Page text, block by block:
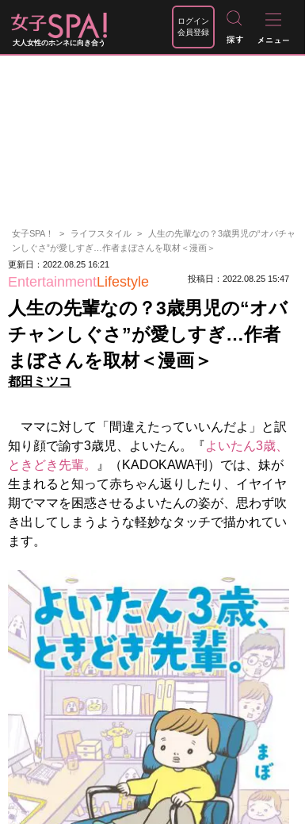
大人女性のホンネに向き合う
ログイン
会員登録
女子SPA！ ライフスタイル
人生の先輩なの？3歳男児の“オバチャ
ンしぐさ”が愛しすぎ…作者まぼさんを取材＜漫画＞
更新日：2022.08.25 16:21
EntertainmentLifestyle 投稿日：2022.08.25 15:47
人生の先輩なの？3歳男児の“オバ
チャンしぐさ”が愛しすぎ…作者
まぼさんを取材＜漫画＞
都田ミツコ
ママに対して「間違えたっていいんだよ」と訳
知り顔で諭す3歳児、よいたん。『よいたん3歳、
ときどき先輩。
』（KADOKAWA刊）では、妹が
生まれると知って赤ちゃん返りしたり、イヤイヤ
期でママを困惑させるよいたんの姿が、思わず吹
き出してしまうような軽妙なタッチで描かれてい
ます。